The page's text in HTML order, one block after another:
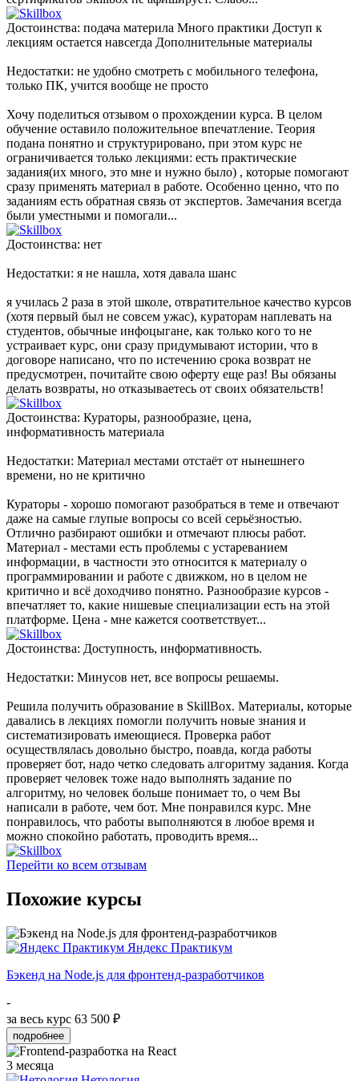
Достоинства: подача материла Много практики Доступ к
лекциям остается навсегда Дополнительные материалы
Недостатки: не удобно смотреть с мобильного телефона,
только ПК, учится вообще не просто
Хочу поделиться отзывом о прохождении курса. В целом
обучение оставило положительное впечатление. Теория
подана понятно и структурировано, при этом курс не
ограничивается только лекциями: есть практические
задания(их много, это мне и нужно было) , которые помогают
сразу применять материал в работе. Особенно ценно, что по
заданиям есть обратная связь от экспертов. Замечания всегда
были уместными и помогали...
Достоинства: нет
Недостатки: я не нашла, хотя давала шанс
я училась 2 раза в этой школе, отвратительное качество курсов
(хотя первый был не совсем ужас), кураторам наплевать на
студентов, обычные инфоцыгане, как только кого то не
устраивает курс, они сразу придумывают истории, что в
договоре написано, что по истечению срока возврат не
предусмотрен, почитайте свою оферту еще раз! Вы обязаны
делать возвраты, но отказываетесь от своих обязательств!
Достоинства: Кураторы, разнообразие, цена,
информативность материала
Недостатки: Материал местами отстаёт от нынешнего
времени, но не критично
Кураторы - хорошо помогают разобраться в теме и отвечают
даже на самые глупые вопросы со всей серьёзностью.
Отлично разбирают ошибки и отмечают плюсы работ.
Материал - местами есть проблемы с устареванием
информации, в частности это относится к материалу о
программировании и работе с движком, но в целом не
критично и всё доходчиво понятно. Разнообразие курсов -
впечатляет то, какие нишевые специализации есть на этой
платформе. Цена - мне кажется соответствует...
Достоинства: Доступность, информативность.
Недостатки: Минусов нет, все вопросы решаемы.
Решила получить образование в SkillBox. Материалы, которые
давались в лекциях помогли получить новые знания и
систематизировать имеющиеся. Проверка работ
осуществлялась довольно быстро, поавда, когда работы
проверяет бот, надо четко следовать алгоритму задания. Когда
проверяет человек тоже надо выполнять задание по
алгоритму, но человек больше понимает то, о чем Вы
написали в работе, чем бот. Мне понравился курс. Мне
понравилось, что работы выполняются в любое время и
можно спокойно работать, проводить время...
Перейти ко всем отзывам
Похожие курсы
Яндекс Практикум
Бэкенд на Node.js для фронтенд-разработчиков
-
за весь курс 63 500 ₽
подробнее
3 месяца